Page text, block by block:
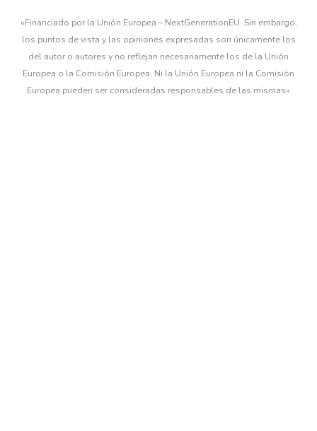
«Financiado por la Unión Europea – NextGenerationEU. Sin embargo,
los puntos de vista y las opiniones expresadas son únicamente los
del autor o autores y no reflejan necesariamente los de la Unión
Europea o la Comisión Europea. Ni la Unión Europea ni la Comisión
Europea pueden ser consideradas responsables de las mismas»